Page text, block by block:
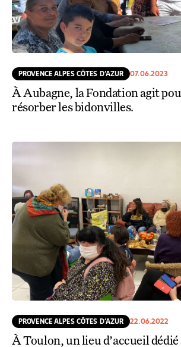
PROVENCE ALPES CÔTES D’AZUR 07.06.2023
À Aubagne, la Fondation agit
résorber les bidonvilles.
PROVENCE ALPES CÔTES D’AZUR 22.06.2022
À Toulon, un lieu d’accueil dédié